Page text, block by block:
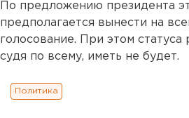
По предложению президента
предполагается вынести на
голосование. При этом
судя по всему, иметь не будет.
Политика